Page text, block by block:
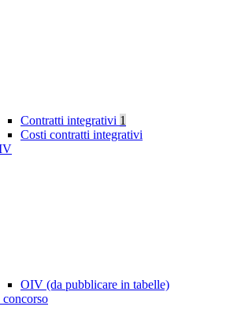
Contratti integrativi 1
Costi contratti integrativi
OIV (da pubblicare in tabelle)